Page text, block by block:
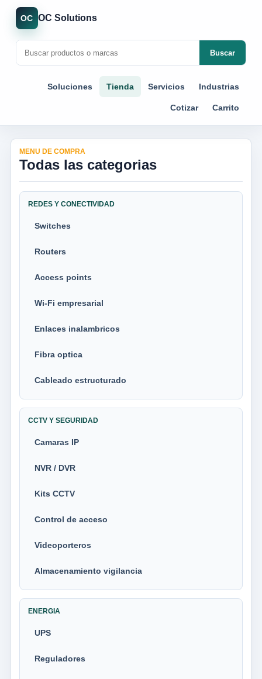
OC OC Solutions
Buscar
Soluciones Tienda Servicios Industrias
Cotizar Carrito
MENU DE COMPRA
Todas las categorias
REDES Y CONECTIVIDAD
Switches
Routers
Access points
Wi-Fi empresarial
Enlaces inalambricos
Fibra optica
Cableado estructurado
CCTV Y SEGURIDAD
Camaras IP
NVR / DVR
Kits CCTV
Control de acceso
Videoporteros
Almacenamiento vigilancia
ENERGIA
UPS
Reguladores